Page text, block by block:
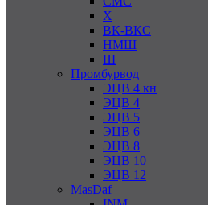
Х
ВК-ВКС
НМШ
Ш
Промбурвод
ЭЦВ 4 кн
ЭЦВ 4
ЭЦВ 5
ЭЦВ 6
ЭЦВ 8
ЭЦВ 10
ЭЦВ 12
MasDaf